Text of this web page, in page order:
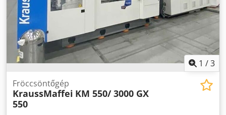
1 /3
Fröccsöntőgép
KraussMaffei KM 550/ 3000 GX
550